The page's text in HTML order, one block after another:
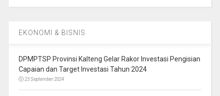
EKONOMI & BISNIS
DPMPTSP Provinsi Kalteng Gelar Rakor Investasi Pengisian
Capaian dan Target Investasi Tahun 2024
23 September 2024